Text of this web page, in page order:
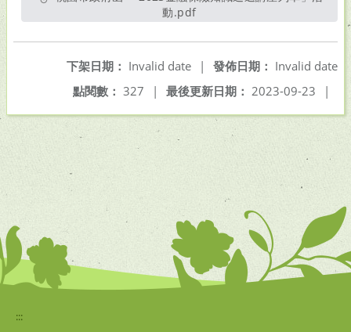
動.pdf另開新視窗
發佈日期： Invalid date
下架日期： Invalid date
|
最後更新日期： 2023-09-23 |
點閱數： 327 |
:::